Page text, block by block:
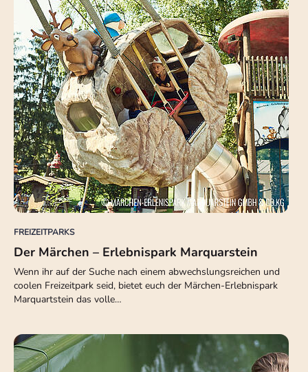
FREIZEITPARKS
Der Märchen – Erlebnispark Marquarstein
Wenn ihr auf der Suche nach einem abwechslungsreichen und
coolen Freizeitpark seid, bietet euch der Märchen-Erlebnispark
Marquartstein das volle…